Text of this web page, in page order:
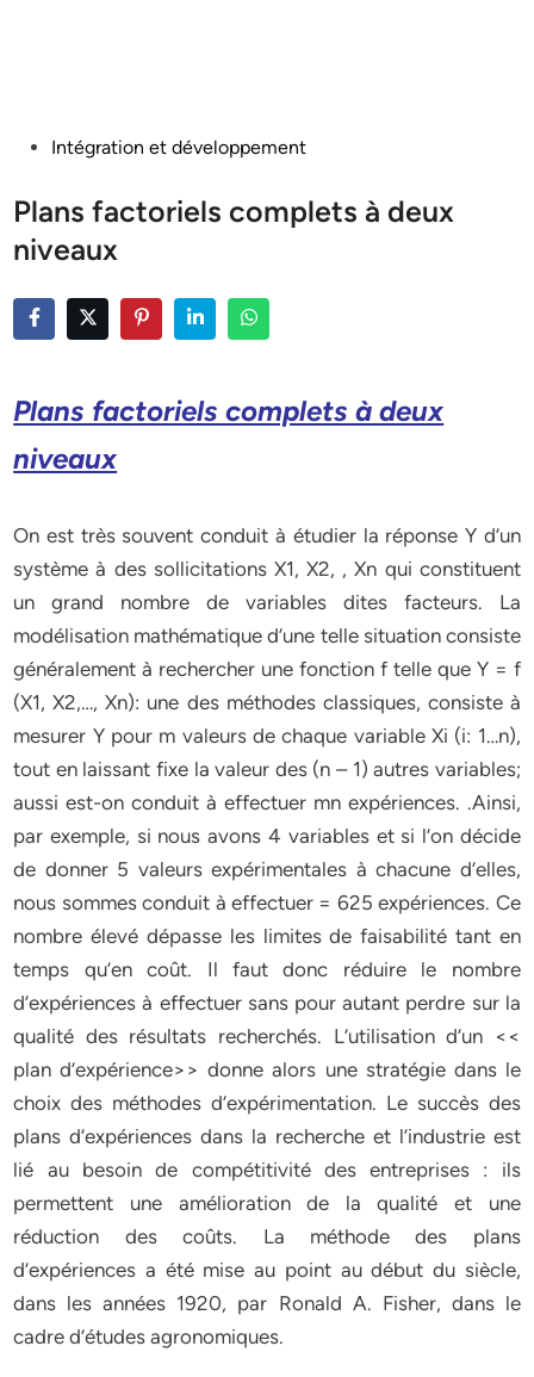
PostedIntégration et développement
Plans factoriels complets à deux
niveaux
Plans factoriels complets à deux
niveaux
On est très souvent conduit à étudier la réponse Y d’un
système à des sollicitations X1, X2, , Xn qui constituent
un grand nombre de variables dites facteurs. La
modélisation mathématique d’une telle situation consiste
généralement à rechercher une fonction f telle que Y = f
(X1, X2,…, Xn): une des méthodes classiques, consiste à
mesurer Y pour m valeurs de chaque variable Xi (i: 1…n),
tout en laissant fixe la valeur des (n – 1) autres variables;
aussi est-on conduit à effectuer mn expériences. .Ainsi,
par exemple, si nous avons 4 variables et si l’on décide
de donner 5 valeurs expérimentales à chacune d’elles,
nous sommes conduit à effectuer = 625 expériences. Ce
nombre élevé dépasse les limites de faisabilité tant en
temps qu’en coût. Il faut donc réduire le nombre
d’expériences à effectuer sans pour autant perdre sur la
qualité des résultats recherchés. L’utilisation d’un <<
plan d’expérience>> donne alors une stratégie dans le
choix des méthodes d’expérimentation. Le succès des
plans d’expériences dans la recherche et l’industrie est
lié au besoin de compétitivité des entreprises : ils
permettent une amélioration de la qualité et une
réduction des coûts. La méthode des plans
d’expériences a été mise au point au début du siècle,
dans les années 1920, par Ronald A. Fisher, dans le
cadre d’études agronomiques.